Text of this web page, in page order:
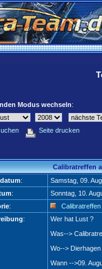
Modus wechseln:
Seite drucken
Calibratreffen
:
Samstag, 09.
:
Sonntag, 10.
:
Calibratreffen
:
Wer hat Lust ?
Was-->
Wo--> Dierhagen
Wann -->09.